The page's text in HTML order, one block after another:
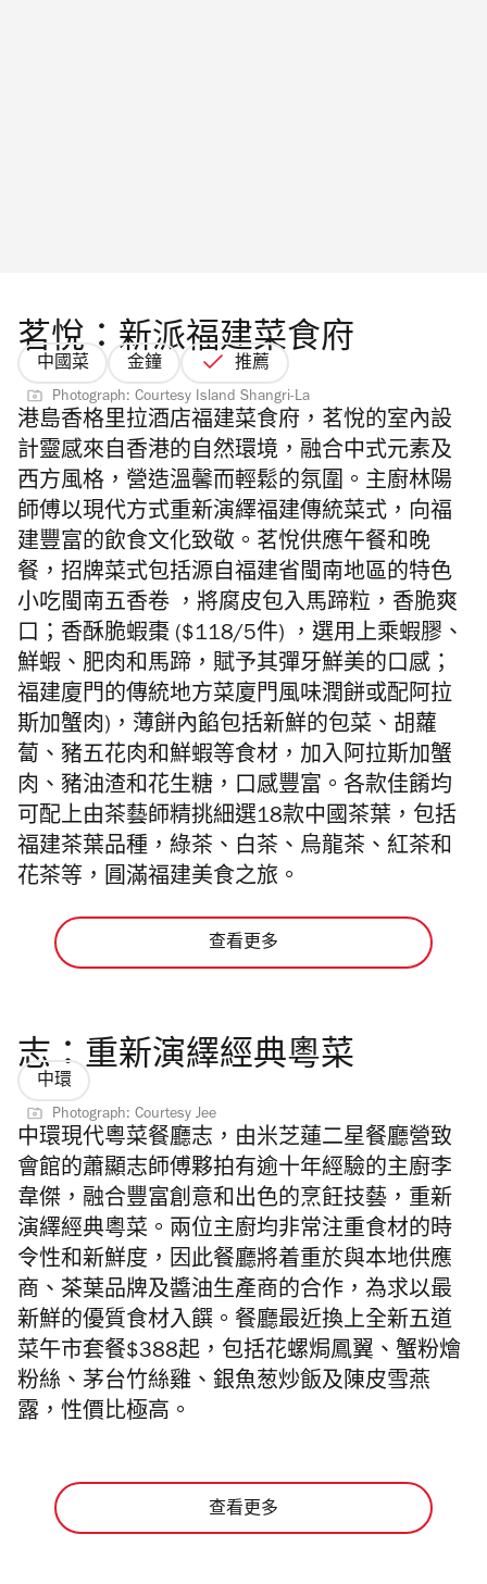
茗悅：新派福建菜食府
中國菜 金鐘 推薦
Photograph: Courtesy Island Shangri-La
港島香格里拉酒店福建菜食府， 茗悅的室內設
計靈感來自香港的自然環境， 融合中式元素及
西方風格， 營造溫馨而輕鬆的氛圍。 主廚林陽
師傅以現代方式重新演繹福建傳統菜式， 向福
建豐富的飲食文化致敬。 茗悅供應午餐和晚
餐， 招牌菜式包括源自福建省閩南地區的特色
小吃閩南五香卷 ，將腐皮包入馬蹄粒，香脆爽
口；香酥脆蝦棗 ($118/5件) ，選用上乘蝦膠、
鮮蝦、肥肉和馬蹄，賦予其彈牙鮮美的口感；
福建廈門的傳統地方菜廈門風味潤餅或配阿拉
斯加蟹肉)，薄餅內餡包括新鮮的包菜、胡蘿
蔔、豬五花肉和鮮蝦等食材，加入阿拉斯加蟹
肉、豬油渣和花生糖，口感豐富。 各款佳餚均
可配上由茶藝師精挑細選18款中國茶葉，包括
福建茶葉品種，綠茶、白茶、烏龍茶、 紅茶和
花茶等，㘣滿福建美食之旅。
查看更多
志：重新演繹經典粵菜
中環
Photograph: Courtesy Jee
中環現代粵菜餐廳志，由米芝蓮二星餐廳營致
會館的蕭顯志師傅夥拍有逾十年經驗的主廚李
韋傑， 融合豐富創意和出色的烹飪技藝，重新
演繹經典粵菜。兩位主廚均非常注重食材的時
令性和新鮮度，因此餐廳將着重於與本地供應
商、茶葉品牌及醬油生產商的合作，為求以最
新鮮的優質食材入饌。餐廳最近換上全新五道
菜午市套餐$388起，包括花螺焗鳳翼、蟹粉燴
粉絲、茅台竹絲雞、銀魚葱炒飯及陳皮雪燕
露，性價比極高。
查看更多